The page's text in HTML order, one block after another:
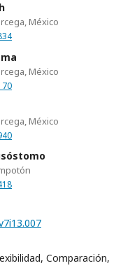
México
México
México
Comparación,